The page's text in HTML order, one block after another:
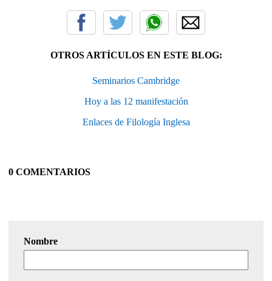
OTROS ARTÍCULOS EN ESTE BLOG:
Seminarios Cambridge
Hoy a las 12 manifestación
Enlaces de Filología Inglesa
0 COMENTARIOS
Nombre